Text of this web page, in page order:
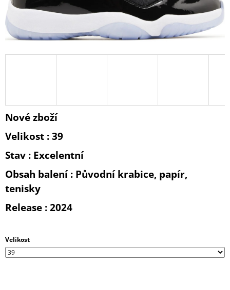
Nové zboží
Velikost : 39
Stav : Excelentní
Obsah balení : Původní krabice, papír,
tenisky
Release : 2024
Velikost
A
J
Í
T
D
O
P
O
U
J
E
M